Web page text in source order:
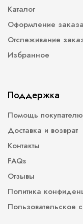
Каталог
Оформление заказа
Отслеживание
Избранное
Поддержка
Помощь покупателю
Доставка и возврат
Контакты
FAQs
Отзывы
Политика
Пользовательское